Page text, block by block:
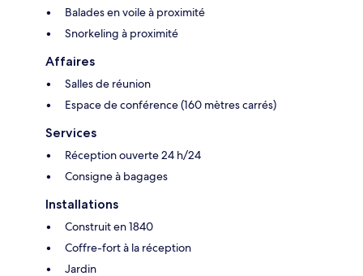
Balades en voile à proximité
Snorkeling à proximité
Affaires
Salles de réunion
Espace de conférence (160 mètres carrés)
Services
Réception ouverte 24 h/24
Consigne à bagages
Installations
Construit en 1840
Coffre-fort à la réception
Jardin